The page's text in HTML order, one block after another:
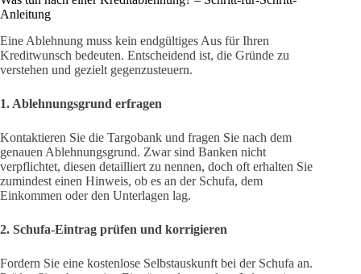
Anleitung
Eine Ablehnung muss kein endgültiges Aus für Ihren
Kreditwunsch bedeuten. Entscheidend ist, die Gründe zu
verstehen und gezielt gegenzusteuern.
1. Ablehnungsgrund erfragen
Kontaktieren Sie die Targobank und fragen Sie nach dem
genauen Ablehnungsgrund. Zwar sind Banken nicht
verpflichtet, diesen detailliert zu nennen, doch oft erhalten Sie
zumindest einen Hinweis, ob es an der Schufa, dem
Einkommen oder den Unterlagen lag.
2. Schufa-Eintrag prüfen und korrigieren
Fordern Sie eine kostenlose Selbstauskunft bei der Schufa an.